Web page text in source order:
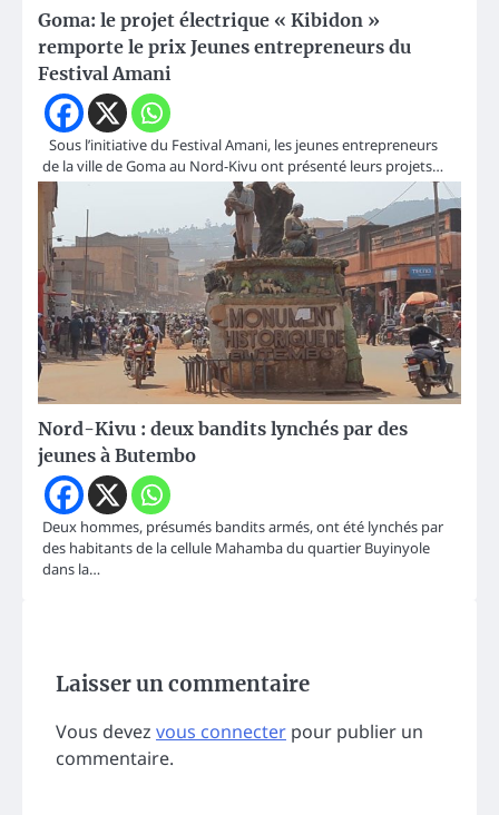
Goma: le projet électrique « Kibidon »
remporte le prix Jeunes entrepreneurs du
Festival Amani
Sous l’initiative du Festival Amani, les jeunes entrepreneurs
de la ville de Goma au Nord-Kivu ont présenté leurs projets…
Nord-Kivu : deux bandits lynchés par des
jeunes à Butembo
Deux hommes, présumés bandits armés, ont été lynchés par
des habitants de la cellule Mahamba du quartier Buyinyole
dans la…
Laisser un commentaire
Vous devez vous connecter pour publier un
commentaire.